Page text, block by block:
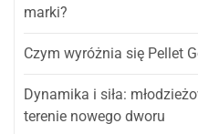
marki?
Czym wyróżnia się Pellet
Dynamika i siła:
terenie nowego dworu